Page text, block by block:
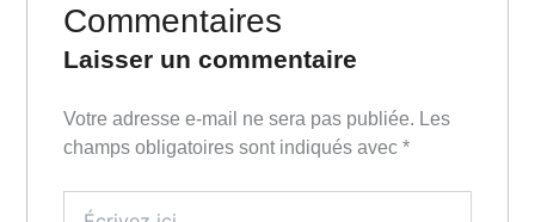
Commentaires
Laisser un commentaire
Votre adresse e-mail ne sera pas publiée. Les
champs obligatoires sont indiqués avec*